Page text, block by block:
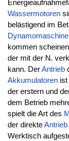
Wassermotoren
belästigend im
kommen
der mit der N.
kann. DerAntrieb
Akkumulatorenist
der erstern und
dem Betrieb
spielt die Art des
der direkteAntrieb
Werktisch